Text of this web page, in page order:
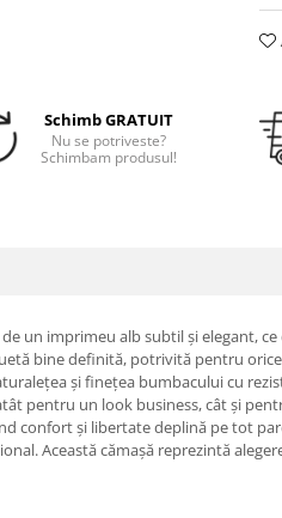
Schimb GRATUIT
Nu se potriveste?
Schimbam produsul!
un imprimeu alb subtil și elegant,
bine definită, potrivită pentru
și finețea bumbacului cu
pentru un look business, cât și
confort și libertate deplină pe tot
Această cămașă reprezintă